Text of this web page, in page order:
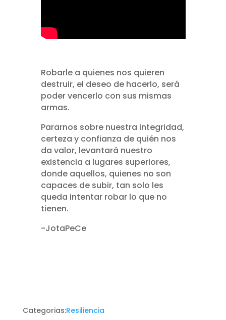
Robarle a quienes nos quieren
destruir, el deseo de hacerlo, será
poder vencerlo con sus mismas
armas.
Pararnos sobre nuestra integridad,
certeza y confianza de quién nos
da valor, levantará nuestro
existencia a lugares superiores,
donde aquellos, quienes no son
capaces de subir, tan solo les
queda intentar robar lo que no
tienen.
-JotaPeCe
Categorias:Resiliencia